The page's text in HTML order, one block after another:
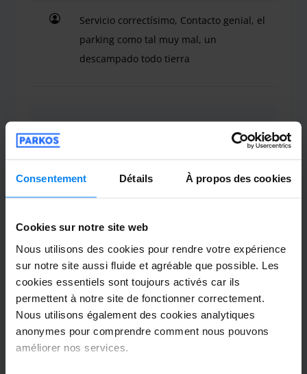
Consentement Détails À propos des cookies
Cookies sur notre site web
Nous utilisons des cookies pour rendre votre expérience
sur notre site aussi fluide et agréable que possible. Les
cookies essentiels sont toujours activés car ils
permettent à notre site de fonctionner correctement.
Nous utilisons également des cookies analytiques
anonymes pour comprendre comment nous pouvons
améliorer nos services.
Servicio correctísimo, Contacto genial, el
parking como tal muy mal, un
descampado todo tierra
Gracias es normal en esta temporada y el
precio está adecuado a la reserva
Peter
Garé du 09/07/2026 au 15/07/2026
Need to put a name on the bus so it’s